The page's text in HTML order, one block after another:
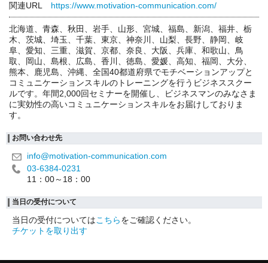
関連URL
https://www.motivation-communication.com/
北海道、青森、秋田、岩手、山形、宮城、福島、新潟、福井、栃
木、茨城、埼玉、千葉、東京、神奈川、山梨、長野、静岡、岐
阜、愛知、三重、滋賀、京都、奈良、大阪、兵庫、和歌山、鳥
取、岡山、島根、広島、香川、徳島、愛媛、高知、福岡、大分、
熊本、鹿児島、沖縄、全国40都道府県でモチベーションアップと
コミュニケーションスキルのトレーニングを行うビジネススクー
ルです。年間2,000回セミナーを開催し、ビジネスマンのみなさま
に実効性の高いコミュニケーションスキルをお届けしておりま
す。
お問い合わせ先
info@motivation-communication.com
03-6384-0231
11：00～18：00
当日の受付について
当日の受付についてはこちらをご確認ください。
チケットを取り出す